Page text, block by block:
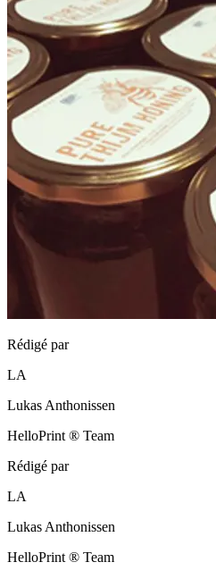
Rédigé par
LA
Lukas Anthonissen
HelloPrint ® Team
Rédigé par
LA
Lukas Anthonissen
HelloPrint ® Team